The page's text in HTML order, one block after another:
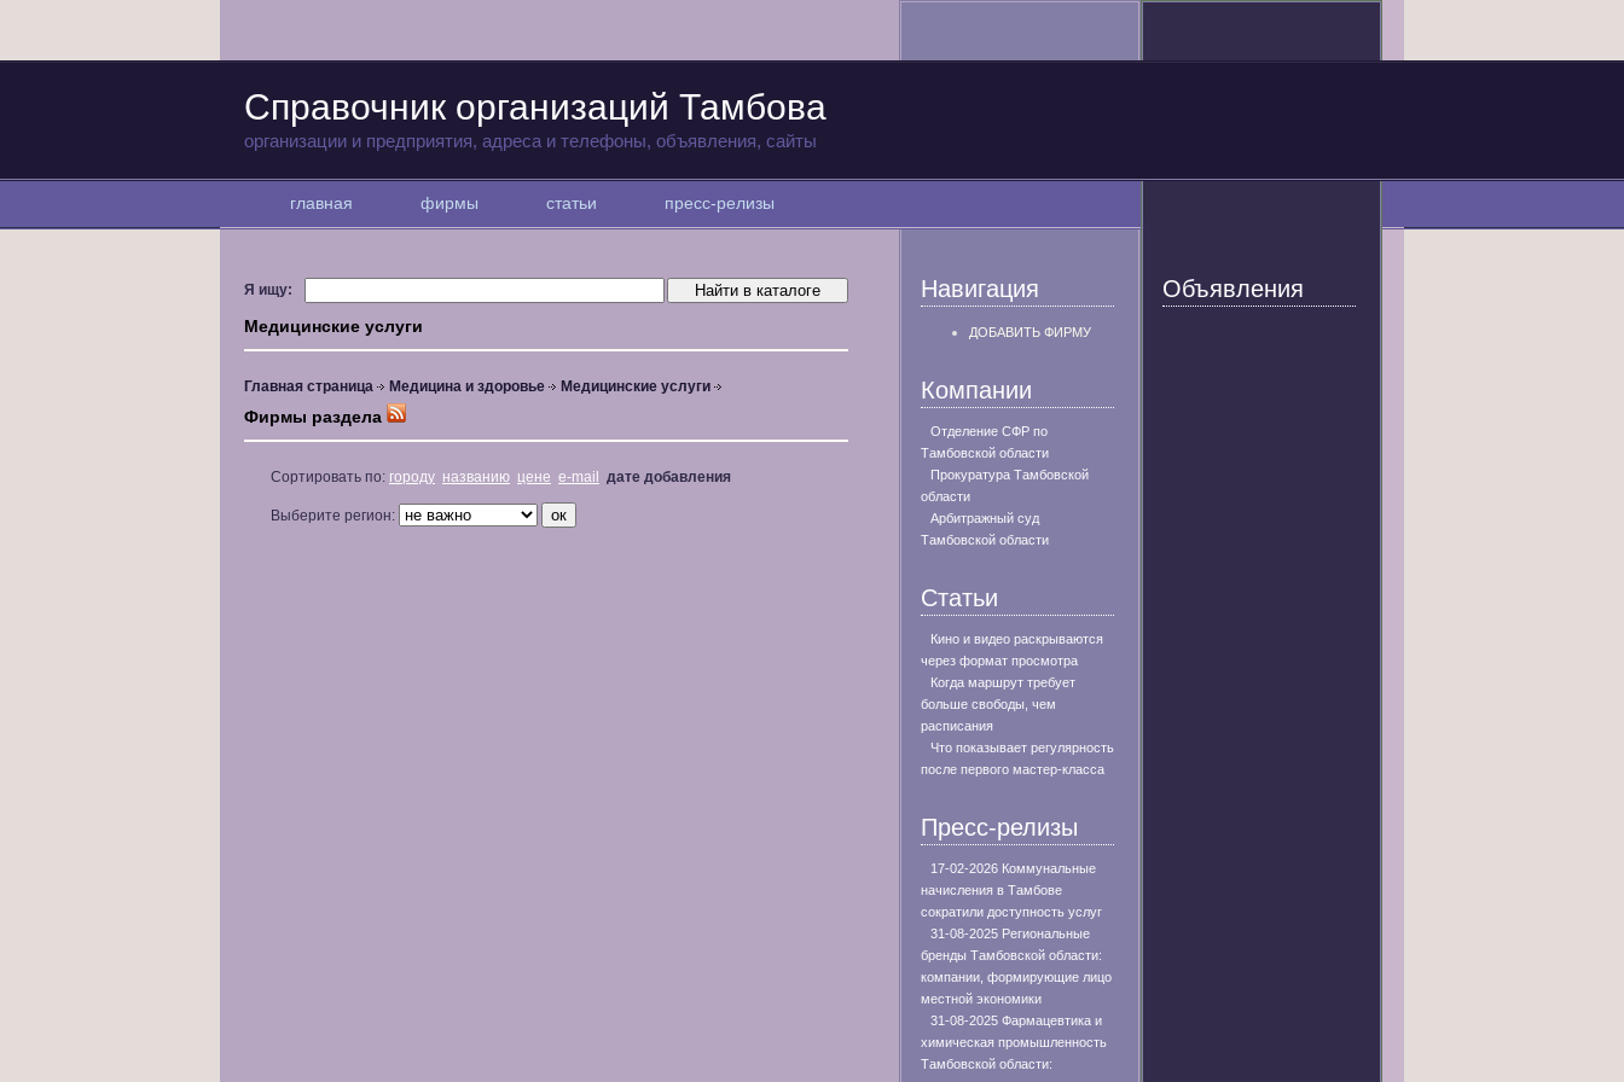
Справочник организаций Тамбова
организации и предприятия, адреса и телефоны, объявления, сайты
главная фирмы статьи пресс-релизы
Я ищу:
Медицинские услуги
Главная страница Медицина и здоровье Медицинские услуги
Фирмы раздела
Сортировать по: городу названию цене e-mail дате добавления
Выберите регион:
Навигация
ДОБАВИТЬ ФИРМУ
Компании
Отделение СФР по
Тамбовской области
Прокуратура Тамбовской
области
Арбитражный суд
Тамбовской области
Статьи
Кино и видео раскрываются
через формат просмотра
Когда маршрут требует
больше свободы, чем
расписания
Что показывает регулярность
после первого мастер-класса
Пресс-релизы
17-02-2026 Коммунальные
начисления в Тамбове
сократили доступность услуг
31-08-2025 Региональные
бренды Тамбовской области:
компании, формирующие лицо
местной экономики
31-08-2025 Фармацевтика и
химическая промышленность
Тамбовской области:
Объявления